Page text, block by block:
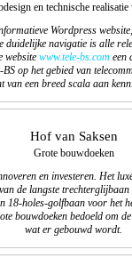
en technische realisatie
Wordpress
duidelijke navigatie is alle
website www.tele-bs.com een
op het gebied van
van een breed scala aan
Hof van Saksen
Grote bouwdoeken
en investeren. Het
de langste
18-holes-golfbaan voor het
bouwdoeken bedoeld om
wat er gebouwd wordt.